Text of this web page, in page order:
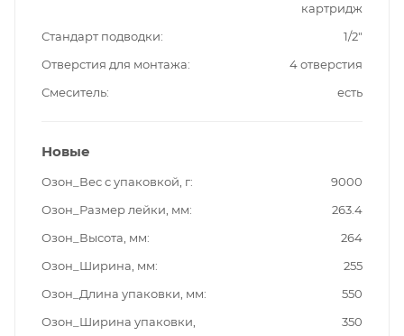
картридж
Стандарт подводки
1/2"
Отверстия для монтажа
4 отверстия
Смеситель
есть
Новые
Озон_Вес с упаковкой, г
9000
Озон_Размер лейки, мм
263.4
Озон_Высота, мм
264
Озон_Ширина, мм
255
Озон_Длина упаковки, мм
550
Озон_Ширина упаковки,
350